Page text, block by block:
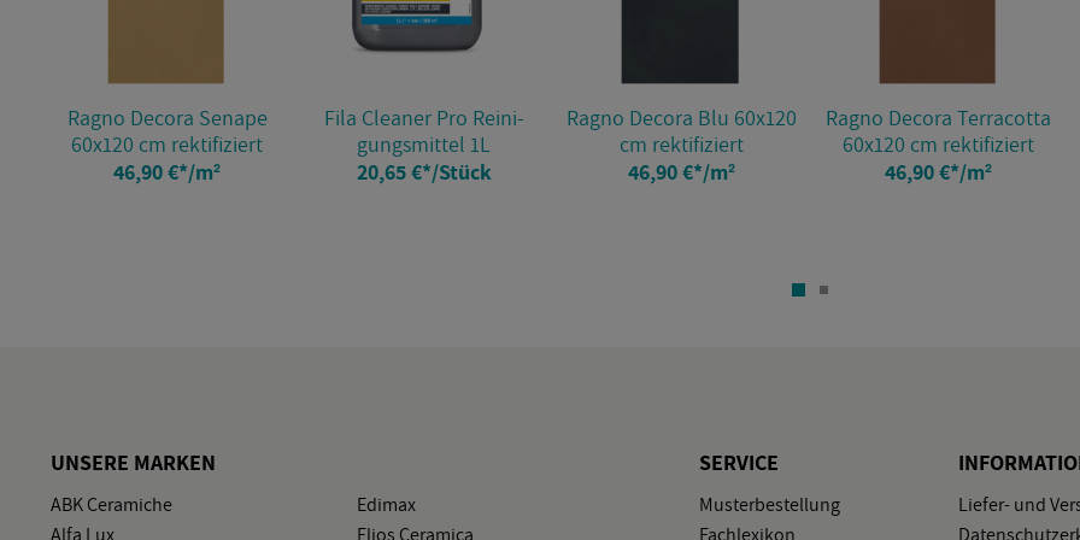
Ragno De­co­ra Sena­pe
60x120 cm rek­ti­fi­ziert
46,90 €*/m²
Fila Clea­ner Pro Rei­ni­
gungs­mit­tel 1L
20,65 €*/Stück
Ragno De­co­ra Blu 60x120
cm rek­ti­fi­ziert
46,90 €*/m²
Ragno De­co­ra Ter­ra­cot­ta
60x120 cm rek­ti­fi­ziert
46,90 €*/m²
UN­SE­RE MAR­KEN
ABK Ce­ra­mi­che
Alfa Lux
Edi­max
Elios Ce­ra­mi­ca
SER­VICE
Mus­ter­be­stel­lung
Fach­le­xi­kon
Lie­fer- und